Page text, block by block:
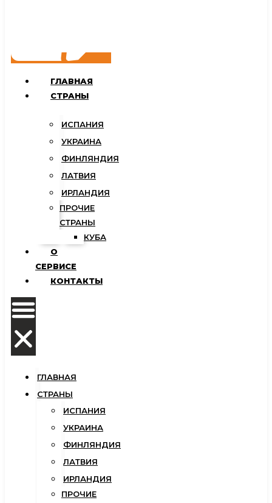
ГЛАВНАЯ
СТРАНЫ
ИСПАНИЯ
УКРАИНА
ФИНЛЯНДИЯ
ЛАТВИЯ
ИРЛАНДИЯ
ПРОЧИЕ
СТРАНЫ
КУБА
О
СЕРВИСЕ
КОНТАКТЫ
ГЛАВНАЯ
СТРАНЫ
ИСПАНИЯ
УКРАИНА
ФИНЛЯНДИЯ
ЛАТВИЯ
ИРЛАНДИЯ
ПРОЧИЕ